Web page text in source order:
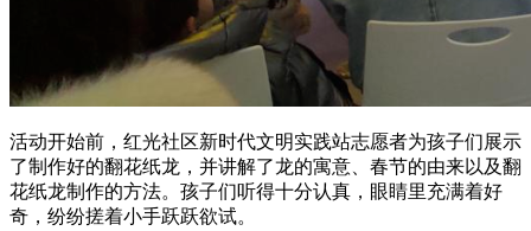
活动开始前，红光社区新时代文明实践站志愿者为孩子们展示
了制作好的翻花纸龙，并讲解了龙的寓意、春节的由来以及翻
花纸龙制作的方法。孩子们听得十分认真，眼睛里充满着好
奇，纷纷搓着小手跃跃欲试。